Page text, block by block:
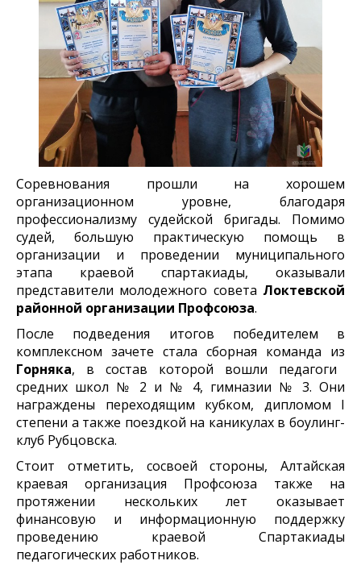
Соревнования прошли на хорошем
организационном уровне, благодаря
профессионализму судейской бригады. Помимо
судей, большую практическую помощь в
организации и проведении муниципального
этапа краевой спартакиады, оказывали
представители молодежного совета Локтевской
районной организации Профсоюза.
После подведения итогов победителем в
комплексном зачете стала сборная команда из
Горняка, в состав которой вошли педагоги
средних школ № 2 и № 4, гимназии № 3. Они
награждены переходящим кубком, дипломом I
степени а также поездкой на каникулах в боулинг-
клуб Рубцовска.
Стоит отметить, сосвоей стороны, Алтайская
краевая организация Профсоюза также на
протяжении нескольких лет оказывает
финансовую и информационную поддержку
проведению краевой Спартакиады
педагогических работников.